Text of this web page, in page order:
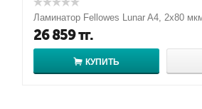
Ламинатор Fellowes Lunar A4, 2х80
26 859тг.
КУПИТЬ